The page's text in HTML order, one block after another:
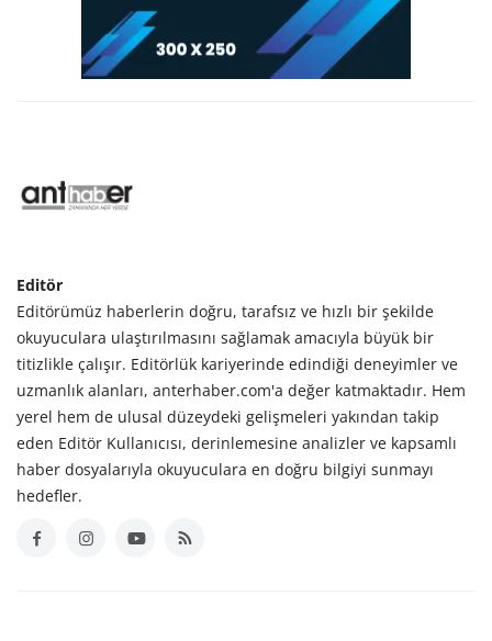
Editör
Editörümüz haberlerin doğru, tarafsız ve hızlı bir şekilde
okuyuculara ulaştırılmasını sağlamak amacıyla büyük bir
titizlikle çalışır. Editörlük kariyerinde edindiği deneyimler ve
uzmanlık alanları, anterhaber.com'a değer katmaktadır. Hem
yerel hem de ulusal düzeydeki gelişmeleri yakından takip
eden Editör Kullanıcısı, derinlemesine analizler ve kapsamlı
haber dosyalarıyla okuyuculara en doğru bilgiyi sunmayı
hedefler.